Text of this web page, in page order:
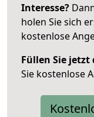
Interesse?
holen Sie sich
kostenlose
Füllen Sie jetzt
Sie kostenlose